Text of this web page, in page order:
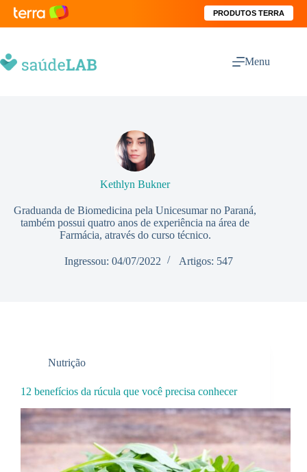
PRODUTOS TERRA
Menu
Kethlyn Bukner
Graduanda de Biomedicina pela Unicesumar no Paraná,
também possui quatro anos de experiência na área de
Farmácia, através do curso técnico.
Ingressou: 04/07/2022 Artigos: 547
Nutrição
12 benefícios da rúcula que você precisa conhecer